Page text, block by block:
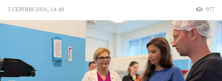
5 СЕРПНЯ 2026, 14:48 977